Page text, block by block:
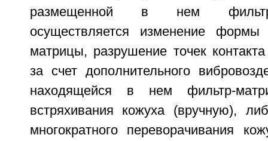
размещенной в нем фильтр-
осуществляется изменение
матрицы, разрушение точек
за счет дополнительного
находящейся в нем фильтр-
встряхивания кожуха (вручную),
многократного переворачивания